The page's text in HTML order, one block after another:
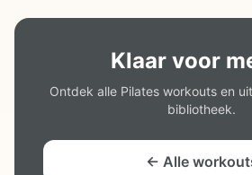
Klaar voor
Ontdek alle Pilates workouts en
bibliotheek.
← Alle